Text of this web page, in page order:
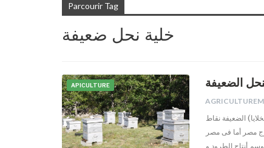
Parcourir Tag
خلية نحل ضعيفة
APICULTURE الضعيفة
الضعيفة نقاط
مصر أما فى مصر